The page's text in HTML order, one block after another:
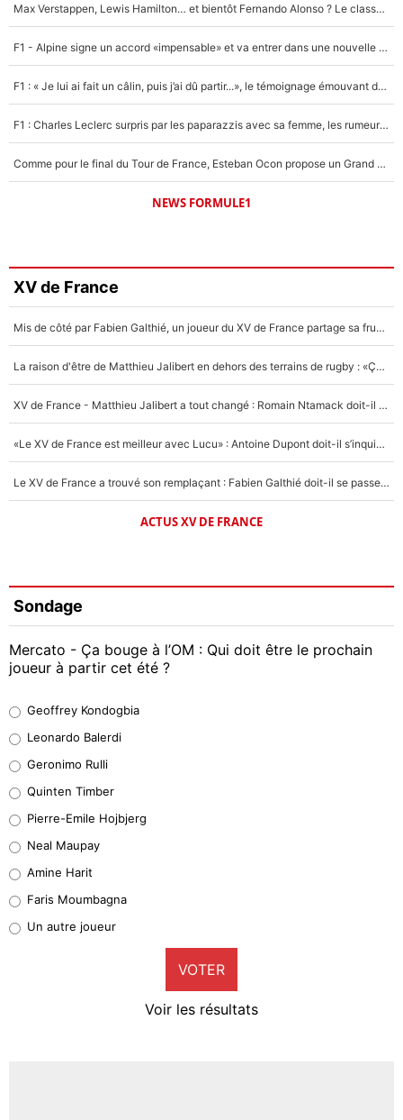
Max Verstappen, Lewis Hamilton… et bientôt Fernando Alonso ? Le classement des pilotes les mieux payés en Formule 1 risque de changer !
F1 - Alpine signe un accord «impensable» et va entrer dans une nouvelle dimension : Grande nouvelle pour Pierre Gasly !
F1 : « Je lui ai fait un câlin, puis j’ai dû partir...», le témoignage émouvant de Max Verstappen sur sa fille
F1 : Charles Leclerc surpris par les paparazzis avec sa femme, les rumeurs étaient vraies !
Comme pour le final du Tour de France, Esteban Ocon propose un Grand Prix de Formule 1 à Paris : «Autour de l’Arc de Triomphe, ce serait génial» !
NEWS FORMULE1
XV de France
Mis de côté par Fabien Galthié, un joueur du XV de France partage sa frustration : «ils ne me l’ont pas dit tout de suite»
La raison d'être de Matthieu Jalibert en dehors des terrains de rugby : «Ça m'atteint autant que si tu touches à un membre de ma famille»
XV de France - Matthieu Jalibert a tout changé : Romain Ntamack doit-il s’inquiéter pour sa place à un an de la Coupe du monde ?
«Le XV de France est meilleur avec Lucu» : Antoine Dupont doit-il s’inquiéter pour sa place ?
Le XV de France a trouvé son remplaçant : Fabien Galthié doit-il se passer d'Antoine Dupont ?
ACTUS XV DE FRANCE
Sondage
Mercato - Ça bouge à l’OM : Qui doit être le prochain
joueur à partir cet été ?
38%
32%
5%
1%
9%
Geoffrey Kondogbia
Leonardo Balerdi
Geronimo Rulli
Quinten Timber
Pierre-Emile Hojbjerg
Neal Maupay
Amine Harit
Faris Moumbagna
Un autre joueur
VOTER
Voir les résultats